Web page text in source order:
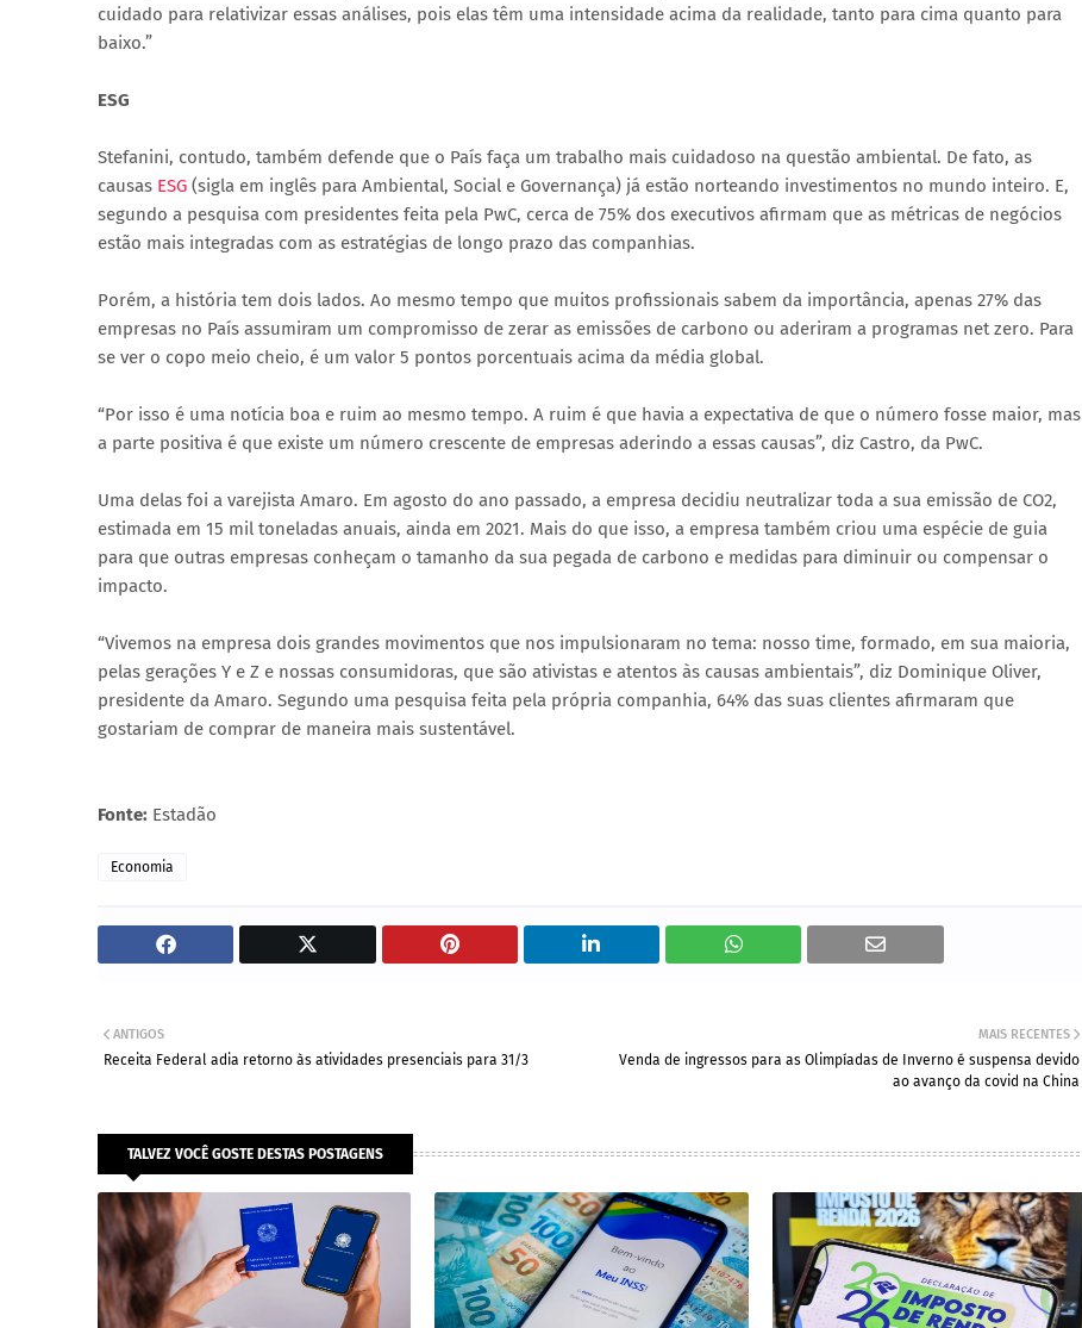
cuidado para relativizar essas análises, pois elas têm uma intensidade acima da realidade, tanto para cima quanto para
baixo.”
ESG
Stefanini, contudo, também defende que o País faça um trabalho mais cuidadoso na questão ambiental. De fato, as
causas ESG (sigla em inglês para Ambiental, Social e Governança) já estão norteando investimentos no mundo inteiro. E,
segundo a pesquisa com presidentes feita pela PwC, cerca de 75% dos executivos afirmam que as métricas de negócios
estão mais integradas com as estratégias de longo prazo das companhias.
Porém, a história tem dois lados. Ao mesmo tempo que muitos profissionais sabem da importância, apenas 27% das
empresas no País assumiram um compromisso de zerar as emissões de carbono ou aderiram a programas net zero. Para
se ver o copo meio cheio, é um valor 5 pontos porcentuais acima da média global.
“Por isso é uma notícia boa e ruim ao mesmo tempo. A ruim é que havia a expectativa de que o número fosse maior, mas
a parte positiva é que existe um número crescente de empresas aderindo a essas causas”, diz Castro, da PwC.
Uma delas foi a varejista Amaro. Em agosto do ano passado, a empresa decidiu neutralizar toda a sua emissão de CO2,
estimada em 15 mil toneladas anuais, ainda em 2021. Mais do que isso, a empresa também criou uma espécie de guia
para que outras empresas conheçam o tamanho da sua pegada de carbono e medidas para diminuir ou compensar o
impacto.
“Vivemos na empresa dois grandes movimentos que nos impulsionaram no tema: nosso time, formado, em sua maioria,
pelas gerações Y e Z e nossas consumidoras, que são ativistas e atentos às causas ambientais”, diz Dominique Oliver,
presidente da Amaro. Segundo uma pesquisa feita pela própria companhia, 64% das suas clientes afirmaram que
gostariam de comprar de maneira mais sustentável.
Fonte: Estadão
Economia
MAIS RECENTES
Venda de ingressos para as Olimpíadas de Inverno é suspensa devido
ao avanço da covid na China
ANTIGOS
Receita Federal adia retorno às atividades presenciais para 31/3
TALVEZ VOCÊ GOSTE DESTAS POSTAGENS